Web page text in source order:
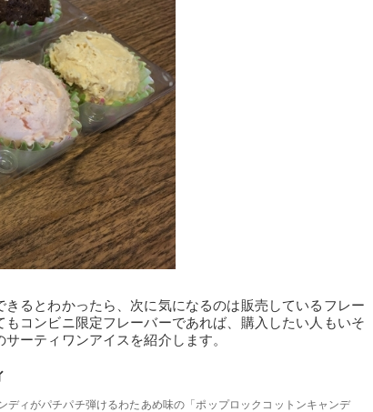
るとわかったら、次に気になるのは販売しているフレー
コンビニ限定フレーバーであれば、購入したい人もいそ
ーティワンアイスを紹介します。
ィがパチパチ弾けるわたあめ味の「ポップロックコットンキャンデ